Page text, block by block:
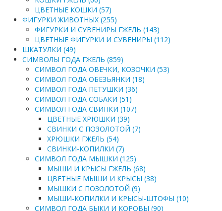
ЦВЕТНЫЕ КОШКИ (57)
ФИГУРКИ ЖИВОТНЫХ (255)
ФИГУРКИ И СУВЕНИРЫ ГЖЕЛЬ (143)
ЦВЕТНЫЕ ФИГУРКИ И СУВЕНИРЫ (112)
ШКАТУЛКИ (49)
СИМВОЛЫ ГОДА ГЖЕЛЬ (859)
СИМВОЛ ГОДА ОВЕЧКИ, КОЗОЧКИ (53)
СИМВОЛ ГОДА ОБЕЗЬЯНКИ (18)
СИМВОЛ ГОДА ПЕТУШКИ (36)
СИМВОЛ ГОДА СОБАКИ (51)
СИМВОЛ ГОДА СВИНКИ (107)
ЦВЕТНЫЕ ХРЮШКИ (39)
СВИНКИ С ПОЗОЛОТОЙ (7)
ХРЮШКИ ГЖЕЛЬ (54)
СВИНКИ-КОПИЛКИ (7)
СИМВОЛ ГОДА МЫШКИ (125)
МЫШИ И КРЫСЫ ГЖЕЛЬ (68)
ЦВЕТНЫЕ МЫШИ И КРЫСЫ (38)
МЫШКИ С ПОЗОЛОТОЙ (9)
МЫШИ-КОПИЛКИ И КРЫСЫ-ШТОФЫ (10)
СИМВОЛ ГОДА БЫКИ И КОРОВЫ (90)